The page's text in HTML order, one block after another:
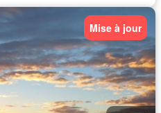
Mise à jour